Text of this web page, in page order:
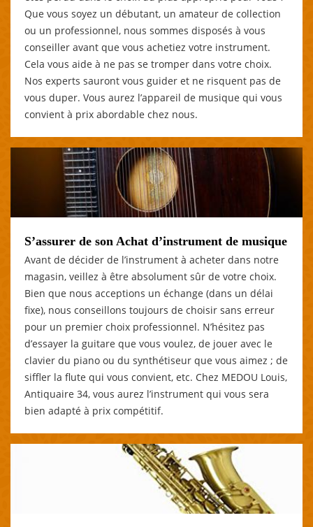
Que vous soyez un débutant, un amateur de collection
ou un professionnel, nous sommes disposés à vous
conseiller avant que vous achetiez votre instrument.
Cela vous aide à ne pas se tromper dans votre choix.
Nos experts sauront vous guider et ne risquent pas de
vous duper. Vous aurez l’appareil de musique qui vous
convient à prix abordable chez nous.
S’assurer de son Achat d’instrument de musique
Avant de décider de l’instrument à acheter dans notre
magasin, veillez à être absolument sûr de votre choix.
Bien que nous acceptions un échange (dans un délai
fixe), nous conseillons toujours de choisir sans erreur
pour un premier choix professionnel. N’hésitez pas
d’essayer la guitare que vous voulez, de jouer avec le
clavier du piano ou du synthétiseur que vous aimez ; de
siffler la flute qui vous convient, etc. Chez MEDOU Louis,
Antiquaire 34, vous aurez l’instrument qui vous sera
bien adapté à prix compétitif.